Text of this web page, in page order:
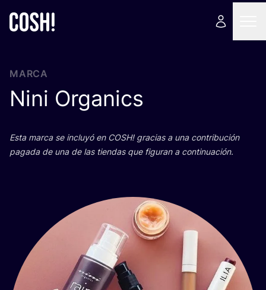
MARCA
Nini Organics
Esta mar­ca se inclu­yó en COSH! gra­cias a una con­tri­bu­ción
paga­da de una de las tien­das que figu­ran a continuación.